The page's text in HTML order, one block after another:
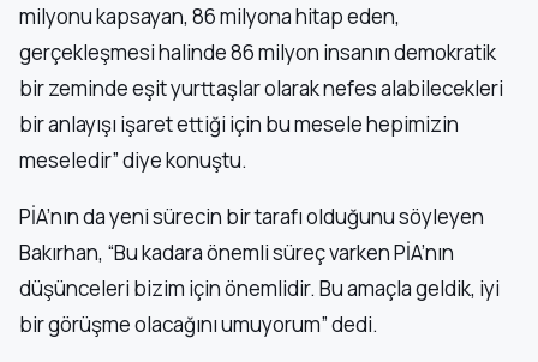
milyonu kapsayan, 86 milyona hitap eden,
gerçekleşmesi halinde 86 milyon insanın demokratik
bir zeminde eşit yurttaşlar olarak nefes alabilecekleri
bir anlayışı işaret ettiği için bu mesele hepimizin
meseledir” diye konuştu.
PİA’nın da yeni sürecin bir tarafı olduğunu söyleyen
Bakırhan, “Bu kadara önemli süreç varken PİA’nın
düşünceleri bizim için önemlidir. Bu amaçla geldik, iyi
bir görüşme olacağını umuyorum” dedi.